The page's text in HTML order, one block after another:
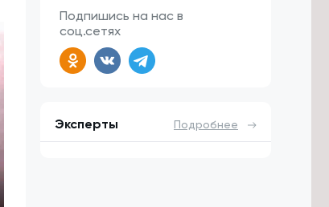
Подпишись на нас в
соц.сетях
Эксперты Подробнее